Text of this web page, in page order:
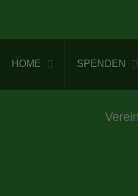
HOME SPENDEN